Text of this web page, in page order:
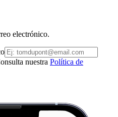
electrónico.
nuestra Política de